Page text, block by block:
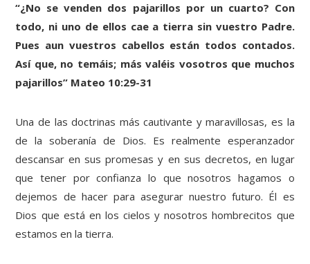
“¿No se venden dos pajarillos por un cuarto? Con
todo, ni uno de ellos cae a tierra sin vuestro Padre.
Pues aun vuestros cabellos están todos contados.
Así que, no temáis; más valéis vosotros que muchos
pajarillos” Mateo 10:29-31
Una de las doctrinas más cautivante y maravillosas, es la
de la soberanía de Dios. Es realmente esperanzador
descansar en sus promesas y en sus decretos, en lugar
que tener por confianza lo que nosotros hagamos o
dejemos de hacer para asegurar nuestro futuro. Él es
Dios que está en los cielos y nosotros hombrecitos que
estamos en la tierra.